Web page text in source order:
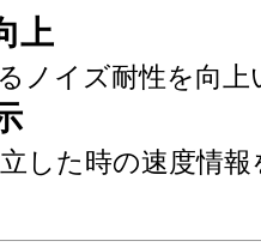
上
ノイズ耐性を向
した時の速度情